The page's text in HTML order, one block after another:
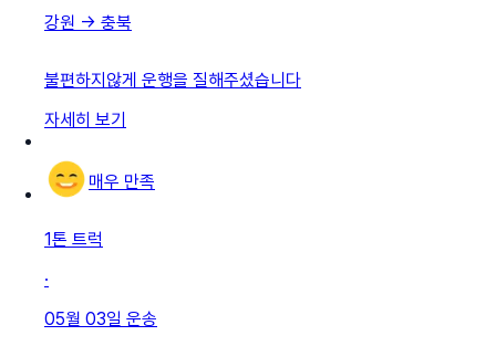
강원 → 충북
불편하지않게 운행을 질해주셨습니다
자세히 보기
매우 만족
1톤 트럭
·
05월 03일 운송